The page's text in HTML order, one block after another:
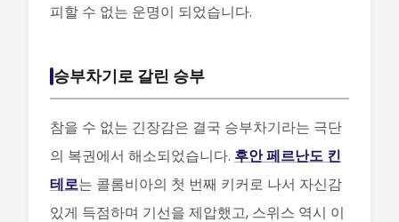
피할 수 없는 운명이 되었습니다.
승부차기로 갈린 승부
참을 수 없는 긴장감은 결국 승부차기라는 극단
의 복권에서 해소되었습니다. 후안 페르난도 킨
테로는 콜롬비아의 첫 번째 키커로 나서 자신감
있게 득점하며 기선을 제압했고, 스위스 역시 이